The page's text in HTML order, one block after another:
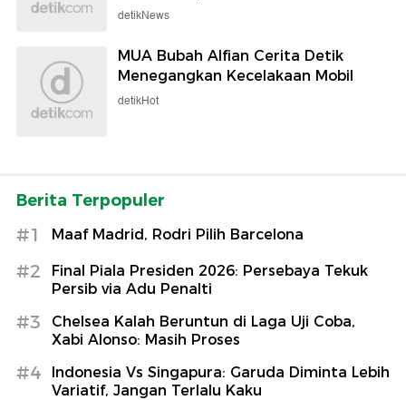
detikNews
MUA Bubah Alfian Cerita Detik
Menegangkan Kecelakaan Mobil
detikHot
Berita Terpopuler
#1 Maaf Madrid, Rodri Pilih Barcelona
#2
Final Piala Presiden 2026: Persebaya Tekuk
Persib via Adu Penalti
#3
Chelsea Kalah Beruntun di Laga Uji Coba,
Xabi Alonso: Masih Proses
#4
Indonesia Vs Singapura: Garuda Diminta Lebih
Variatif, Jangan Terlalu Kaku